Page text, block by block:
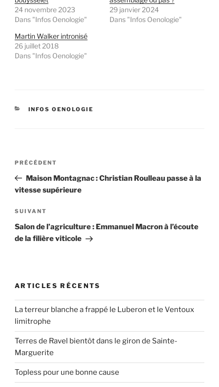
24 novembre 2023
Dans "Infos Oenologie"
29 janvier 2024
Dans "Infos Oenologie"
Martin Walker intronisé
26 juillet 2018
Dans "Infos Oenologie"
CATÉGORIES
INFOS OENOLOGIE
Navigation
l’article
Article
précédent
PRÉCÉDENT
Maison Montagnac : Christian Roulleau passe à la
vitesse supérieure
Article
suivant
SUIVANT
Salon de l’agriculture : Emmanuel Macron à l’écoute
de la filière viticole
ARTICLES RÉCENTS
La terreur blanche a frappé le Luberon et le Ventoux
limitrophe
Terres de Ravel bientôt dans le giron de Sainte-
Marguerite
Topless pour une bonne cause